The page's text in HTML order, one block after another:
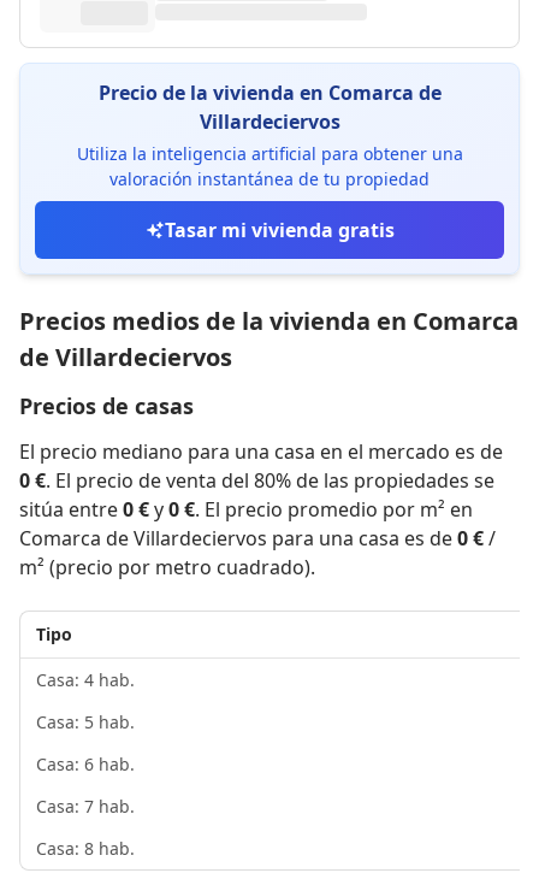
Precio de la vivienda en Comarca de
Villardeciervos
Utiliza la inteligencia artificial para obtener una
valoración instantánea de tu propiedad
Tasar mi vivienda gratis
Precios medios de la vivienda en Comarca
de Villardeciervos
Precios de casas
El precio mediano para una casa en el mercado es de
0 €. El precio de venta del 80% de las propiedades se
sitúa entre0 €y0 €. El precio promedio por m² en
Comarca de Villardeciervos para una casa es de0 €/
m² (precio por metro cuadrado).
Tipo
Casa: 4 hab.
Casa: 5 hab.
Casa: 6 hab.
Casa: 7 hab.
Casa: 8 hab.